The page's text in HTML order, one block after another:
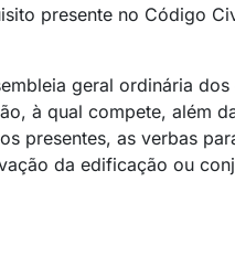
presente no Código
geral ordinária
à qual compete, além
presentes, as verbas
da edificação ou